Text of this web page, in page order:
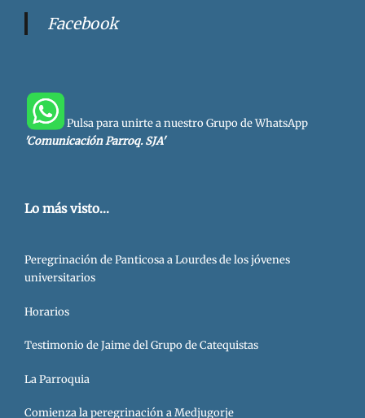
Facebook
Pulsa para unirte a nuestro Grupo de WhatsApp
'Comunicación Parroq. SJA'
Lo más visto...
Peregrinación de Panticosa a Lourdes de los jóvenes
universitarios
Horarios
Testimonio de Jaime del Grupo de Catequistas
La Parroquia
Comienza la peregrinación a Medjugorje